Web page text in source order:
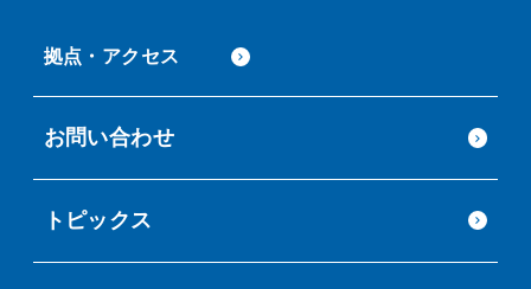
拠点・アクセス
お問い合わせ
トピックス